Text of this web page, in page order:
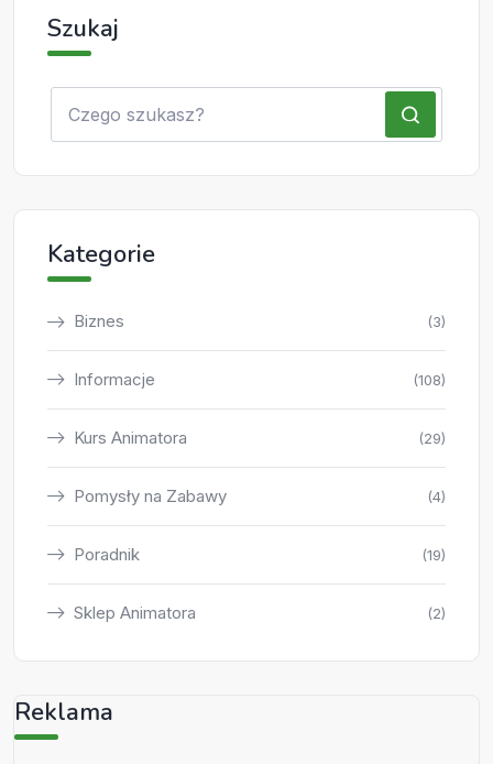
Szukaj
Kategorie
Biznes (3)
Informacje (108)
Kurs Animatora (29)
Pomysły na Zabawy (4)
Poradnik (19)
Sklep Animatora (2)
Reklama